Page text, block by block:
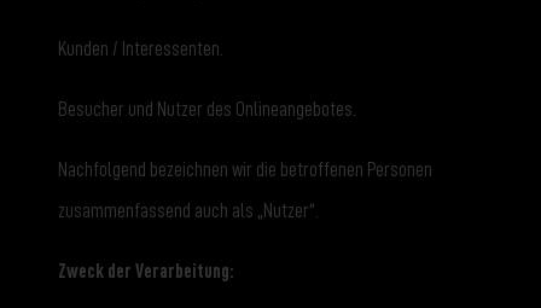
Kunden / Interessenten.
Besucher und Nutzer des Onlineangebotes.
Nachfolgend bezeichnen wir die betroffenen Personen
zusammenfassend auch als „Nutzer“.
Zweck der Verarbeitung: